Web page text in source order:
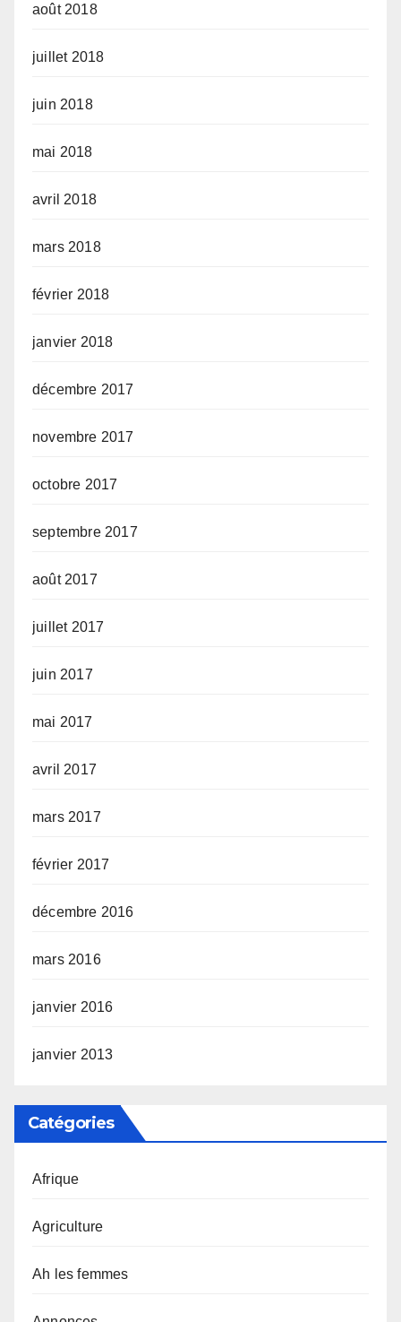
août 2018
juillet 2018
juin 2018
mai 2018
avril 2018
mars 2018
février 2018
janvier 2018
décembre 2017
novembre 2017
octobre 2017
septembre 2017
août 2017
juillet 2017
juin 2017
mai 2017
avril 2017
mars 2017
février 2017
décembre 2016
mars 2016
janvier 2016
janvier 2013
Catégories
Afrique
Agriculture
Ah les femmes